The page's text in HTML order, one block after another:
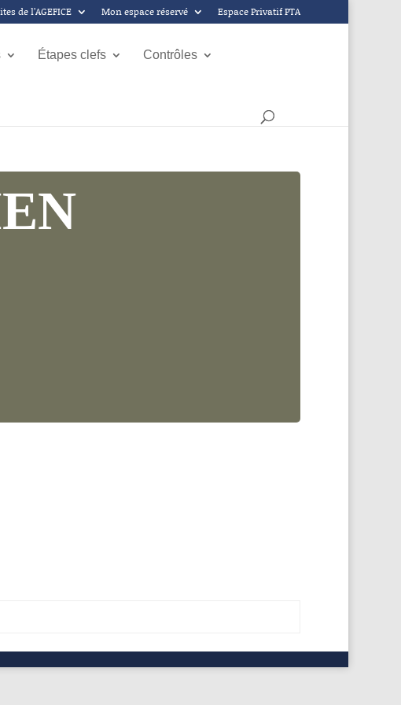
de l’AGEFICE Mon espace réservé Espace Privatif PTA
Étapes clefs Contrôles